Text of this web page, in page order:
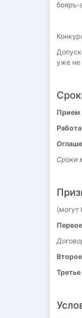
бояръ-
уже не
Прием
Сроки
(могут